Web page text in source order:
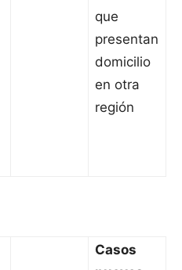
que
presentan
domicilio
en otra
región
Casos